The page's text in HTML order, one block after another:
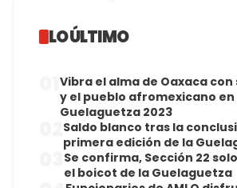
LO ÚLTIMO
Vibra el alma de Oaxaca con
y el pueblo afromexicano en
Guelaguetza 2023
Saldo blanco tras la
primera edición de la
Se confirma, Sección 22
el boicot de la Guelaguetza